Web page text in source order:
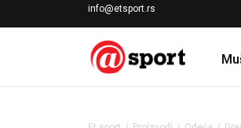
info@etsport.rs
LICENCIRANI CLEARANCE PARTNER ADIDAS